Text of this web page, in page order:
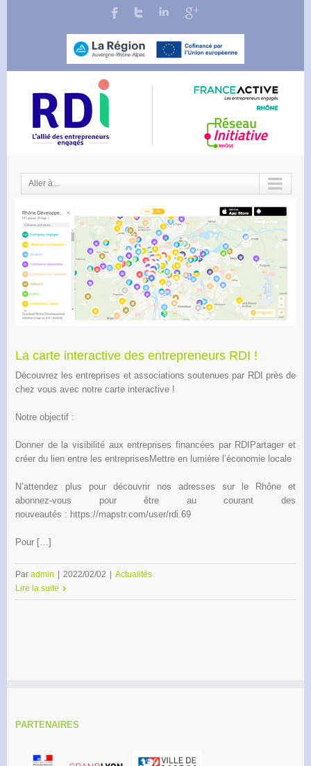
Aller à...
La carte interactive des entrepreneurs RDI !
Découvrez les entreprises et associations soutenues par RDI près de
chez vous avec notre carte interactive !
Notre objectif :
Donner de la visibilité aux entreprises financées par RDIPartager et
créer du lien entre les entreprisesMettre en lumière l’économie locale
N’attendez plus pour découvrir nos adresses sur le Rhône et
abonnez-vous pour être au courant des
nouveautés : https://mapstr.com/user/rdi.69
Pour […]
Par admin 2022/02/02
Actualités
Lire la suite
PARTENAIRES